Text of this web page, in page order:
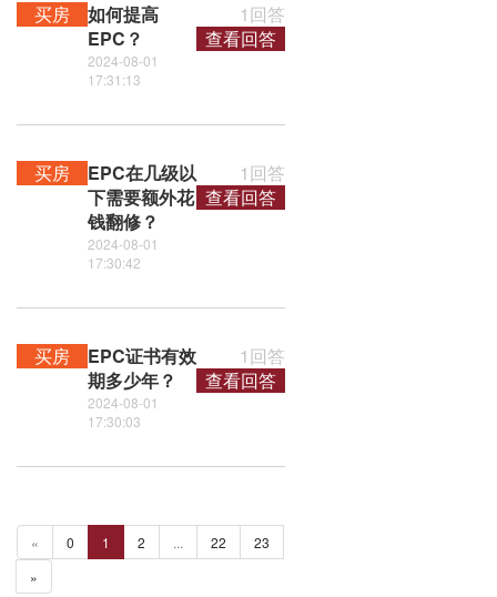
买房
如何提高
EPC？
2024-08-01
17:31:13
1回答
查看回答
买房
EPC在几级以
下需要额外花
钱翻修？
2024-08-01
17:30:42
1回答
查看回答
买房
EPC证书有效
期多少年？
2024-08-01
17:30:03
1回答
查看回答
« 0 1 2 ... 22
23
»